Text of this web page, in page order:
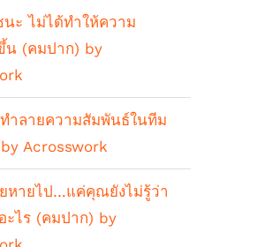
นะ ไม่ได้ทำให้ความ
น (คมปาก) by
ำลายความสัมพันธ์ในทีม
Acrosswork
หายไป…แค่คุณยังไม่รู้ว่า
ะไร (คมปาก) by